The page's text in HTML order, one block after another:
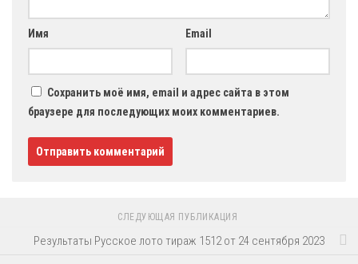
Имя Email
Сохранить моё имя, email и адрес сайта в этом
браузере для последующих моих комментариев.
СЛЕДУЮЩАЯ ПУБЛИКАЦИЯ
Результаты Русское лото тираж 1512 от 24 сентября 2023